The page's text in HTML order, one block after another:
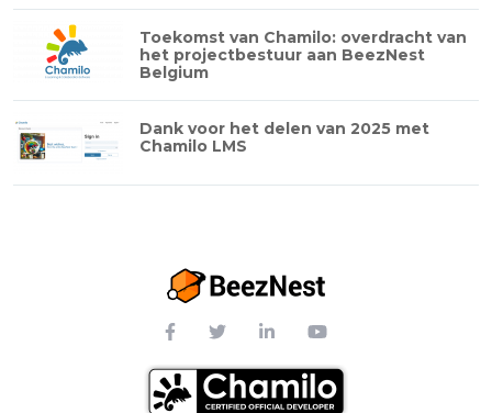
Toekomst van Chamilo: overdracht van
het projectbestuur aan BeezNest
Belgium
Dank voor het delen van 2025 met
Chamilo LMS